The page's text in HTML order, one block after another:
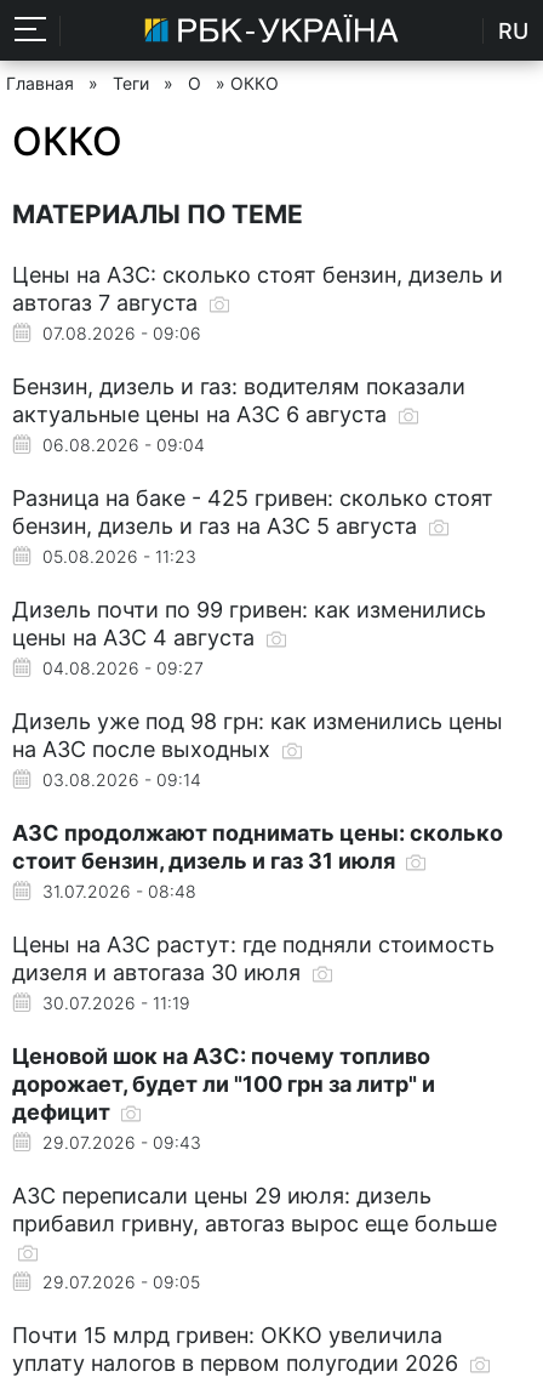
RU
Главная » Теги » О » ОККО
ОККО
МАТЕРИАЛЫ ПО ТЕМЕ
Цены на АЗС: сколько стоят бензин, дизель и
автогаз 7 августа
07.08.2026 - 09:06
Бензин, дизель и газ: водителям показали
актуальные цены на АЗС 6 августа
06.08.2026 - 09:04
Разница на баке - 425 гривен: сколько стоят
бензин, дизель и газ на АЗС 5 августа
05.08.2026 - 11:23
Дизель почти по 99 гривен: как изменились
цены на АЗС 4 августа
04.08.2026 - 09:27
Дизель уже под 98 грн: как изменились цены
на АЗС после выходных
03.08.2026 - 09:14
АЗС продолжают поднимать цены: сколько
стоит бензин, дизель и газ 31 июля
31.07.2026 - 08:48
Цены на АЗС растут: где подняли стоимость
дизеля и автогаза 30 июля
30.07.2026 - 11:19
Ценовой шок на АЗС: почему топливо
дорожает, будет ли "100 грн за литр" и
дефицит
29.07.2026 - 09:43
АЗС переписали цены 29 июля: дизель
прибавил гривну, автогаз вырос еще больше
29.07.2026 - 09:05
Почти 15 млрд гривен: ОККО увеличила
уплату налогов в первом полугодии 2026